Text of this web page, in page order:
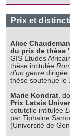
Prix et
Alice
du prix de thèse
GIS Études
thèse intitulée
d’un genre dirigée
thèse soutenue le
Marie Kondrat,
Prix Latsis
cotutelle intitulée
par Tiphaine
(Université de